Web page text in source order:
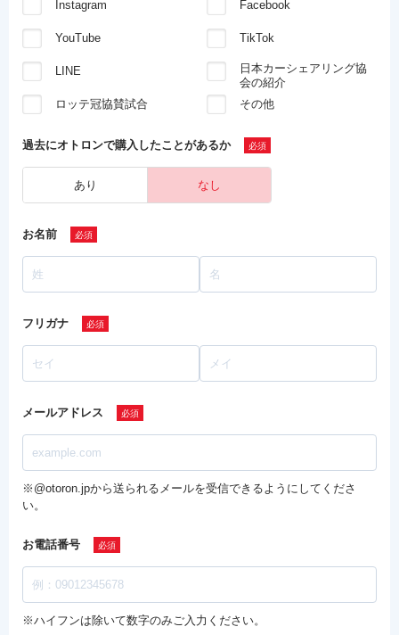
Instagram Facebook
YouTube TikTok
LINE
日本カーシェアリング協
会の紹介
ロッテ冠協賛試合
その他
過去にオトロンで購入したことがあるか
あり なし
お名前
フリガナ
メールアドレス
※@otoron.jpから送られるメールを受信できるようにしてくださ
い。
お電話番号
※ハイフンは除いて数字のみご入力ください。